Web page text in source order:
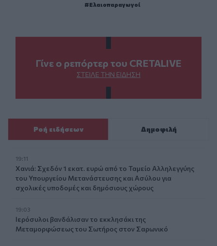
Ελαιοπαραγωγοί
Γίνε ο ρεπόρτερ του CRETALIVE
ΣΤΕΊΛΕ ΤΗΝ ΕΊΔΗΣΗ
Ροή ειδήσεων Δημοφιλή
19:11
Χανιά: Σχεδόν 1 εκατ. ευρώ από το Ταμείο Αλληλεγγύης
του Υπουργείου Μετανάστευσης και Ασύλου για
σχολικές υποδομές και δημόσιους χώρους
19:03
Ιερόσυλοι βανδάλισαν το εκκλησάκι της
Μεταμορφώσεως του Σωτήρος στον Σαρωνικό